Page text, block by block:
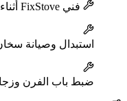
فني FixStove أثناء صيانة فرن داخل المطبخ
استبدال وصيانة
ضبط باب الفرن